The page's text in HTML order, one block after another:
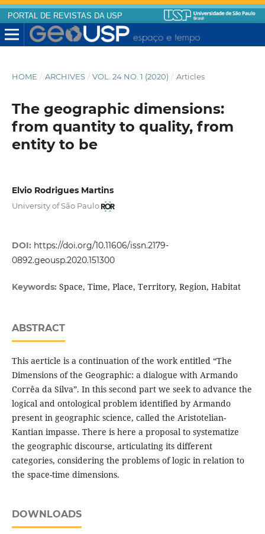
PORTAL DE REVISTAS DA USP
HOME / ARCHIVES / VOL. 24 NO. 1 (2020) / Articles
The geographic dimensions:
from quantity to quality, from
entity to be
Elvio Rodrigues Martins
University of São Paulo
DOI: https://doi.org/10.11606/issn.2179-
0892.geousp.2020.151300
Keywords: Space, Time, Place, Territory, Region, Habitat
ABSTRACT
This aerticle is a continuation of the work entitled “The
Dimensions of the Geographic: a dialogue with Armando
Corrêa da Silva”. In this second part we seek to advance the
logical and ontological problem identified by Armando
present in geographic science, called the Aristotelian-
Kantian impasse. There is here a proposal to systematize
the geographic discourse, articulating its different
categories, considering the problems of logic in relation to
the space-time dimensions.
DOWNLOADS